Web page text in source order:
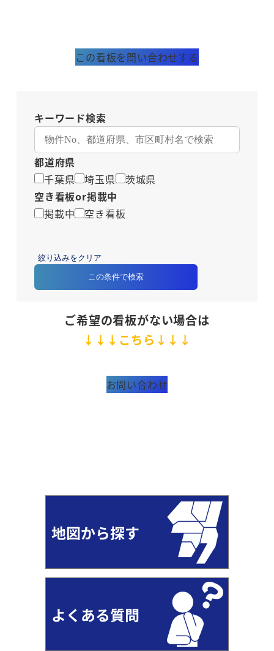
この看板を問い合わせする
キーワード検索
都道府県
千葉県
埼玉県
茨城県
空き看板or掲載中
掲載中
空き看板
絞り込みをクリア
この条件で検索
ご希望の看板がない場合は
↓↓↓こちら↓↓↓
お問い合わせ